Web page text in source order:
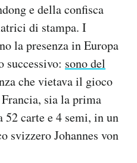
e della confisca
di stampa. I
la presenza in Europa
successivo: sono del
che vietava il gioco
sia la prima
52 carte e 4 semi, in un
svizzero Johannes von